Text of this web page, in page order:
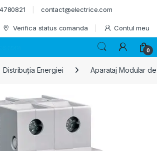
contact@electrice.com
Verifica status comanda Contul meu
0
Distribuția Energiei Aparataj Modular